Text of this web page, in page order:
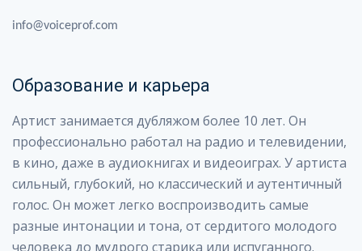
info@voiceprof.com
Образование и карьера
Артист занимается дубляжом более 10 лет. Он
профессионально работал на радио и телевидении,
в кино, даже в аудиокнигах и видеоиграх. У артиста
сильный, глубокий, но классический и аутентичный
голос. Он может легко воспроизводить самые
разные интонации и тона, от сердитого молодого
человека до мудрого старика или испуганного.